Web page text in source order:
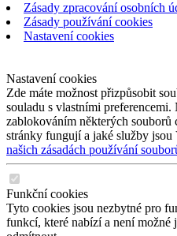
Zásady zpracování osobních
Zásady používání cookies
Nastavení cookies
Nastavení cookies
Zde máte možnost přizpůsobit
souladu s vlastními preferencemi.
zablokováním některých
stránky fungují a jaké služby jsou
našich zásadách používání
Funkční cookies
Tyto cookies jsou nezbytné pro
funkcí, které nabízí a není možné